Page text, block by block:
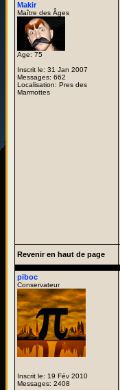
Makir
Maître des Âges
Age: 75
Inscrit le: 31 Jan 2007
Messages: 662
Localisation: Pres des
Marmottes
Revenir en haut de page
piboc
Conservateur
Inscrit le: 19 Fév 2010
Messages: 2408